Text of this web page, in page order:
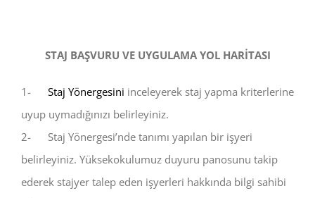
STAJ BAŞVURU VE UYGULAMA YOL HARİTASI
1- Staj Yönergesini inceleyerek staj yapma kriterlerine
uyup uymadığınızı belirleyiniz.
2- Staj Yönergesi’nde tanımı yapılan bir işyeri
belirleyiniz. Yüksekokulumuz duyuru panosunu takip
ederek stajyer talep eden işyerleri hakkında bilgi sahibi